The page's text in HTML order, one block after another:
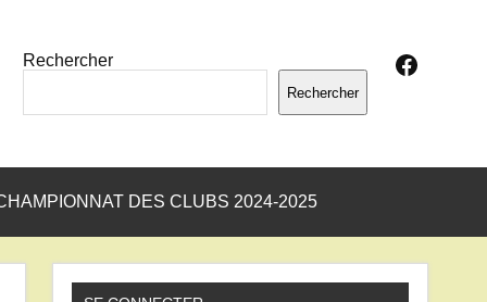
Rechercher
Rechercher
DES CLUBS 2024-2025